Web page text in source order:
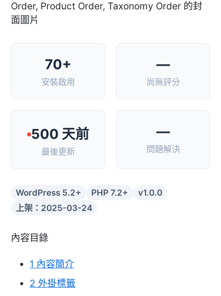
70+
安裝啟用
—
尚無評分
500 天前
最後更新
—
問題解決
WordPress 5.2+ PHP 7.2+
v1.0.0
上架：2025-03-24
內容目錄
1 內容簡介
2 外掛標籤